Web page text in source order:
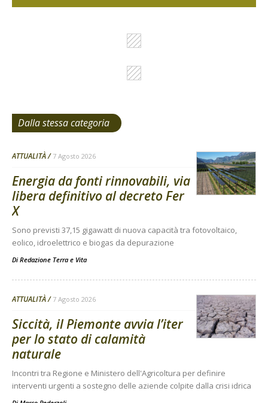
Dalla stessa categoria
ATTUALITÀ 7 Agosto 2026
Energia da fonti rinnovabili, via
libera definitivo al decreto Fer
X
Sono previsti 37,15 gigawatt di nuova capacità tra fotovoltaico,
eolico, idroelettrico e biogas da depurazione
Di Redazione Terra e Vita
ATTUALITÀ 7 Agosto 2026
Siccità, il Piemonte avvia l’iter
per lo stato di calamità
naturale
Incontri tra Regione e Ministero dell'Agricoltura per definire
interventi urgenti a sostegno delle aziende colpite dalla crisi idrica